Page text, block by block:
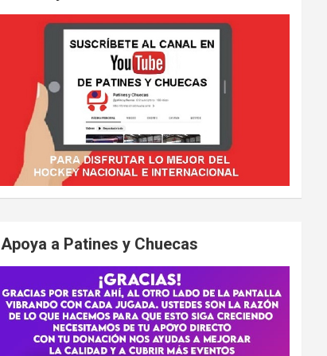
Apoya a Patines y Chuecas